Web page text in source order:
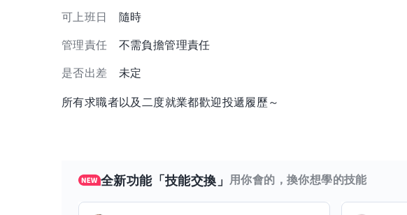
可上班日 隨時
管理責任 不需負擔管理責任
是否出差 未定
所有求職者以及二度就業都歡迎投遞履歷～
全新功能「技能交換」 用你會的，換你想學的技能